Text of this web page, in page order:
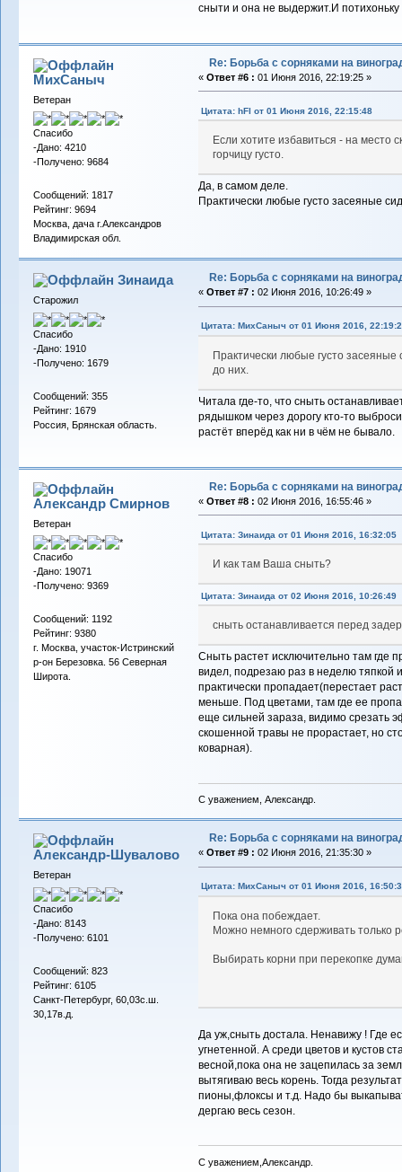
сныти и она не выдержит.И потихоньку
МихСаныч
Ветеран
Спасибо
-Дано: 4210
-Получено: 9684
Сообщений: 1817
Рейтинг: 9694
Москва, дача г.Александров
Владимирская обл.
Re: Борьба с сорняками на
« Ответ #6 : 01 Июня 2016, 22:19:25 »
Цитата: hFl от 01 Июня 2016, 22:15:48
Если хотите избавиться - на
горчицу густо.
Да, в самом деле.
Практически любые густо засеяные
Зинаида
Старожил
Спасибо
-Дано: 1910
-Получено: 1679
Сообщений: 355
Рейтинг: 1679
Россия, Брянская область.
Re: Борьба с сорняками на
« Ответ #7 : 02 Июня 2016, 10:26:49 »
Цитата: МихСаныч от 01 Июня 2016,
Практически любые густо
до них.
Читала где-то, что сныть
рядышком через дорогу кто-то
растёт вперёд как ни в чём не бывало.
Александр Смирнов
Ветеран
Спасибо
-Дано: 19071
-Получено: 9369
Сообщений: 1192
Рейтинг: 9380
г. Москва, участок-Истринский
р-он Березовка. 56 Северная
Широта.
Re: Борьба с сорняками на
« Ответ #8 : 02 Июня 2016, 16:55:46 »
Цитата: Зинаида от 01 Июня 2016, 16:32:05
И как там Ваша сныть?
Цитата: Зинаида от 02 Июня 2016, 10:26:49
сныть останавливается перед
Сныть растет исключительно там где
видел, подрезаю раз в неделю тяпкой
практически пропадает(перестает
меньше. Под цветами, там где ее
еще сильней зараза, видимо срезать
скошенной травы не прорастает, но
коварная).
С уважением, Александр.
Александр-Шувалово
Ветеран
Спасибо
-Дано: 8143
-Получено: 6101
Сообщений: 823
Рейтинг: 6105
Санкт-Петербург, 60,03с.ш.
30,17в.д.
Re: Борьба с сорняками на
« Ответ #9 : 02 Июня 2016, 21:35:30 »
Цитата: МихСаныч от 01 Июня 2016,
Пока она побеждает.
Можно немного сдерживать только
Выбирать корни при перекопке
Да уж,сныть достала. Ненавижу ! Где
угнетенной. А среди цветов и кустов
весной,пока она не зацепилась за
вытягиваю весь корень. Тогда
пионы,флоксы и т.д. Надо бы
дергаю весь сезон.
С уважением,Александр.